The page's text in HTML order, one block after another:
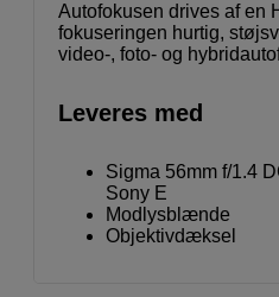
Autofokusen drives af en
fokuseringen hurtig,
video-, foto- og
Leveres med
Sigma 56mm f/1.4
Sony E
Modlysblænde
Objektivdæksel